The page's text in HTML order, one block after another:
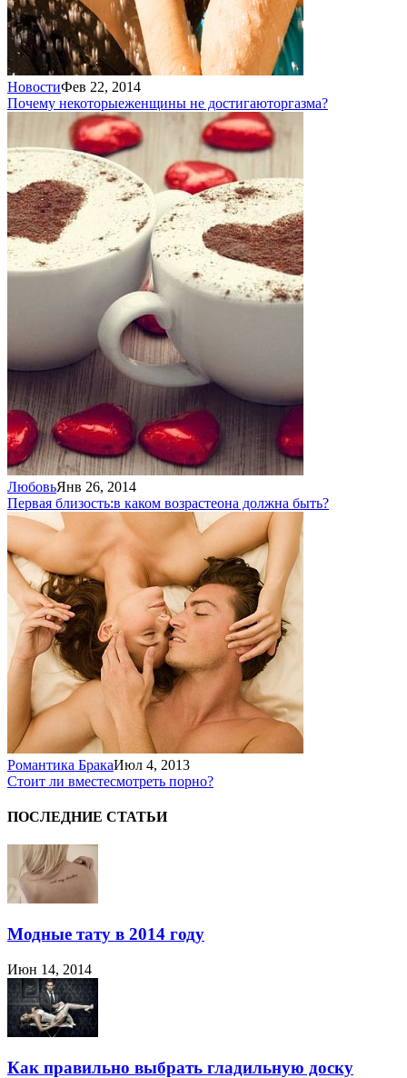
НовостиФев 22, 2014
Почему некоторыеженщины не достигаюторгазма?
ЛюбовьЯнв 26, 2014
Первая близость:в каком возрастеона должна быть?
Романтика БракаИюл 4, 2013
Стоит ли вместесмотреть порно?
ПОСЛЕДНИЕ СТАТЬИ
Модные тату в 2014 году
Июн 14, 2014
Как правильно выбрать гладильную доску